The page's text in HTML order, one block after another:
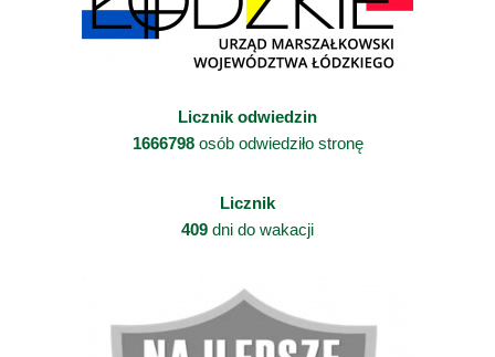
Licznik odwiedzin
1666798osób odwiedziło stronę
Licznik
409 dni do wakacji